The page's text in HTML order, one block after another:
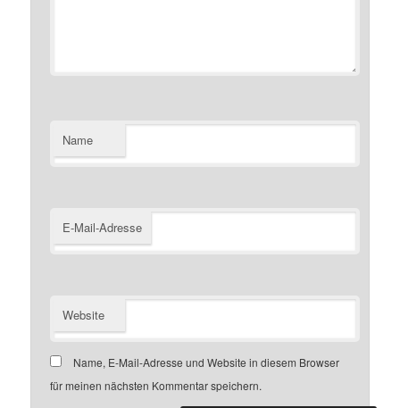
Name
E-Mail-Adresse
Website
Name, E-Mail-Adresse und Website in diesem Browser
für meinen nächsten Kommentar speichern.